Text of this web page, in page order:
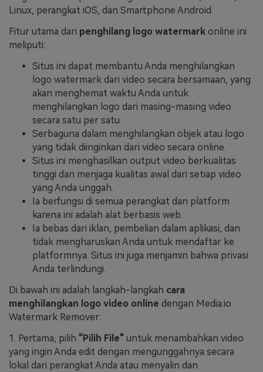
Linux, perangkat iOS, dan Smartphone Android.
Fitur utama dari penghilang logo watermark online ini
meliputi:
Situs ini dapat membantu Anda menghilangkan
logo watermark dari video secara bersamaan, yang
akan menghemat waktu Anda untuk
menghilangkan logo dari masing-masing video
secara satu per satu.
Serbaguna dalam menghilangkan objek atau logo
yang tidak diinginkan dari video secara online.
Situs ini menghasilkan output video berkualitas
tinggi dan menjaga kualitas awal dari setiap video
yang Anda unggah.
Ia berfungsi di semua perangkat dan platform
karena ini adalah alat berbasis web.
Ia bebas dari iklan, pembelian dalam aplikasi, dan
tidak mengharuskan Anda untuk mendaftar ke
platformnya. Situs ini juga menjamin bahwa privasi
Anda terlindungi.
Di bawah ini adalah langkah-langkah cara
menghilangkan logo video online dengan Media.io
Watermark Remover:
1. Pertama, pilih "Pilih File" untuk menambahkan video
yang ingin Anda edit dengan mengunggahnya secara
lokal dari perangkat Anda atau menyalin dan